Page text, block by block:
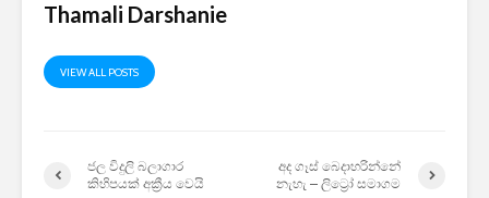
Thamali Darshanie
VIEW ALL POSTS
ජල විදුලි බලාගාර
කිහිපයක් අක්‍රීය වෙයි
අද ගෑස් බෙදාහරින්නේ
නැහැ – ලිට්‍රෝ සමාගම